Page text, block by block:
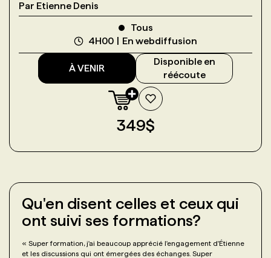
Par Etienne Denis
Tous
4H00
En webdiffusion
À VENIR
Disponible en
réécoute
349$
Qu'en disent celles et ceux qui
ont suivi ses formations?
« Super formation, j'ai beaucoup apprécié l'engagement d'Étienne
et les discussions qui ont émergées des échanges. Super